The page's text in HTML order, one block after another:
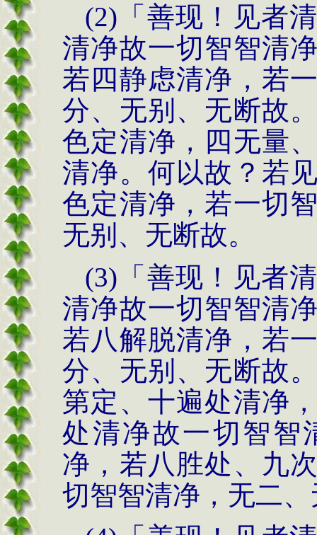
(2) 「善现！见者
清净故一切智智清
若四静虑清净， 若
分、无别、无断故
色定清净，四无量
清净。何以故？若
色定清净，若一切
无别、无断故。
(3) 「善现！见者
清净故一切智智清
若八解脱清净，若
分、无别、无断故
第定、十遍处清净
处清净故一切 智智
净，若八胜处、 九
切智智清净，无二